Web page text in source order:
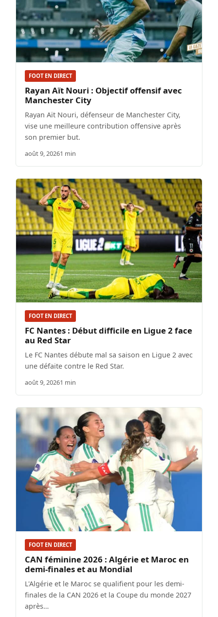
FOOT EN DIRECT
Rayan Aït Nouri : Objectif offensif avec
Manchester City
Rayan Aït Nouri, défenseur de Manchester City,
vise une meilleure contribution offensive après
son premier but.
août 9, 20261 min
FOOT EN DIRECT
FC Nantes : Début difficile en Ligue 2 face
au Red Star
Le FC Nantes débute mal sa saison en Ligue 2 avec
une défaite contre le Red Star.
août 9, 20261 min
FOOT EN DIRECT
CAN féminine 2026 : Algérie et Maroc en
demi-finales et au Mondial
L'Algérie et le Maroc se qualifient pour les demi-
finales de la CAN 2026 et la Coupe du monde 2027
après…